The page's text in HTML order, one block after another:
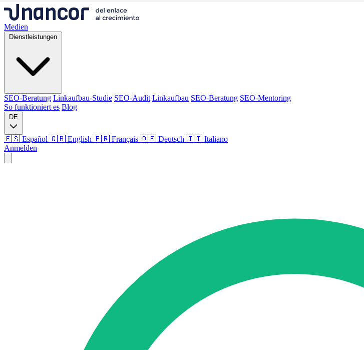
Medien
Dienstleistungen
SEO-Beratung Linkaufbau-Studie SEO-Audit Linkaufbau SEO-Beratung SEO-Mentoring
So funktioniert es Blog
DE
🇪🇸 Español 🇬🇧 English 🇫🇷 Français 🇩🇪 Deutsch 🇮🇹 Italiano
Anmelden
SEO-Beratung
🇮🇹 IT